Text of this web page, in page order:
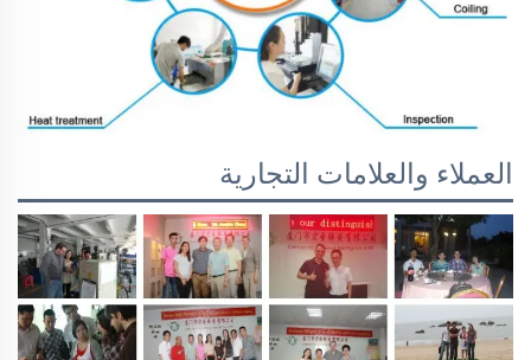
العملاء والعلامات التجارية